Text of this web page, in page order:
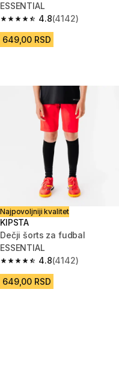
ESSENTIAL
4.8
4.8 od 5 zvezdica from
(4142)
649,00 RSD
Najpovoljniji kvalitet
KIPSTA
Dečji šorts za fudbal
ESSENTIAL
4.8
4.8 od 5 zvezdica from
(4142)
649,00 RSD